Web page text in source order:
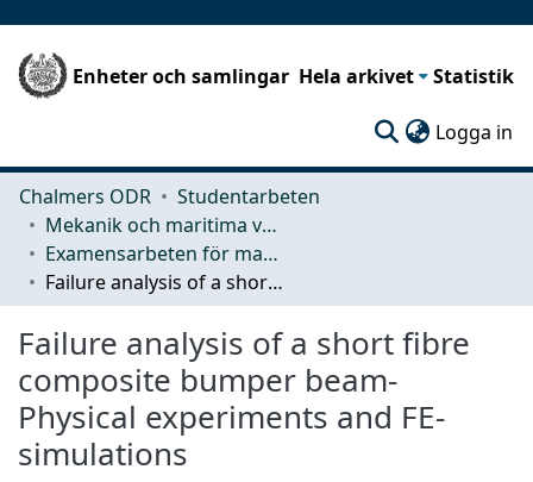
Enheter och samlingar Hela arkivet Statistik
Logga in
Chalmers ODR
Studentarbeten
Mekanik och maritima vetenskaper (M2)
Examensarbeten för masterexamen
Failure analysis of a short fibre composite bumper beam- Physical experiments and FE-simulations
Failure analysis of a short fibre
composite bumper beam-
Physical experiments and FE-
simulations